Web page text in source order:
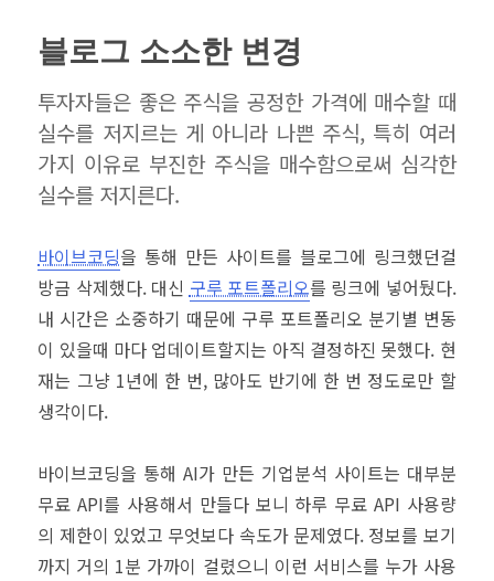
블로그 소소한 변경
투자자들은 좋은 주식을 공정한 가격에 매수할 때
실수를 저지르는 게 아니라 나쁜 주식, 특히 여러
가지 이유로 부진한 주식을 매수함으로써 심각한
실수를 저지른다.
바이브코딩을 통해 만든 사이트를 블로그에 링크했던걸
방금 삭제했다. 대신 구루 포트폴리오를 링크에 넣어뒀다.
내 시간은 소중하기 때문에 구루 포트폴리오 분기별 변동
이 있을때 마다 업데이트할지는 아직 결정하진 못했다. 현
재는 그냥 1년에 한 번, 많아도 반기에 한 번 정도로만 할
생각이다.
바이브코딩을 통해 AI가 만든 기업분석 사이트는 대부분
무료 API를 사용해서 만들다 보니 하루 무료 API 사용량
의 제한이 있었고 무엇보다 속도가 문제였다. 정보를 보기
까지 거의 1분 가까이 걸렸으니 이런 서비스를 누가 사용